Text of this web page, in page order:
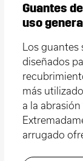
Guantes
uso
Los guantes
diseñados
más
a la
arrugado